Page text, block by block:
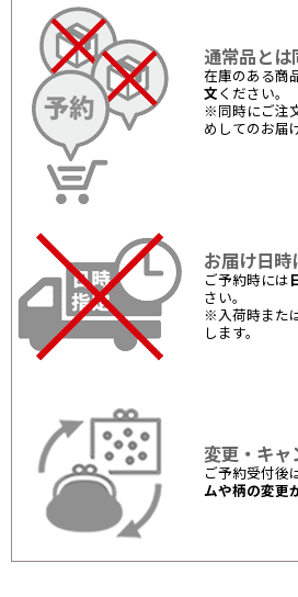
通常品とは
在庫のある商
文 ください。
※同時にご注
めしてのお届
お届け日時
ご予約時には
さい。
※入荷時また
します。
変更・キャ
ご予約受付後
ムや柄の変更